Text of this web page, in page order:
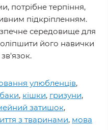
потрібне терпіння,
підкріпленням.
середовище для
його навички
улюбленців,
, кішки, гризуни,
затишок,
з тваринами, мова